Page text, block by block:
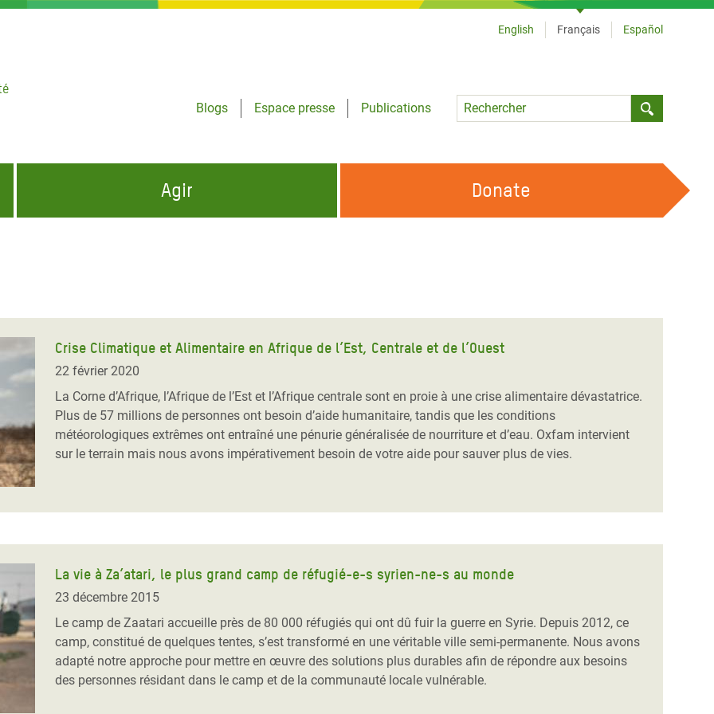
Blogs
Espace presse
Publications
Language
English Français Español
Gaza
et
en Afrique de
Yémen
Réfugiés Rohingyas
du Sud
Syrie
Agir Donate
Crise Climatique et Alimentaire en Afrique de l’Est, Centrale et de l’Ouest
22 février 2020
La Corne d’Afrique, l’Afrique de l’Est et l’Afrique centrale sont en proie à une crise alimentaire dévastatrice.
Plus de 57 millions de personnes ont besoin d’aide humanitaire, tandis que les conditions
météorologiques extrêmes ont entraîné une pénurie généralisée de nourriture et d’eau. Oxfam intervient
sur le terrain mais nous avons impérativement besoin de votre aide pour sauver plus de vies.
La vie à Za’atari, le plus grand camp de réfugié-e-s syrien-ne-s au monde
23 décembre 2015
Le camp de Zaatari accueille près de 80 000 réfugiés qui ont dû fuir la guerre en Syrie. Depuis 2012, ce
camp, constitué de quelques tentes, s’est transformé en une véritable ville semi-permanente. Nous avons
adapté notre approche pour mettre en œuvre des solutions plus durables afin de répondre aux besoins
des personnes résidant dans le camp et de la communauté locale vulnérable.